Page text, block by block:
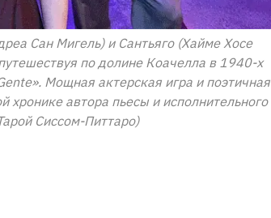
Сан Мигель) и Сантьяго (Хайме Хосе
по долине Коачелла в 1940-х
Мощная актерская игра и поэтичная
автора пьесы и исполнительного
Сиссом-Питтаро)